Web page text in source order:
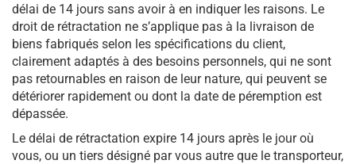
délai de 14 jours sans avoir à en indiquer les raisons. Le
droit de rétractation ne s’applique pas à la livraison de
biens fabriqués selon les spécifications du client,
clairement adaptés à des besoins personnels, qui ne sont
pas retournables en raison de leur nature, qui peuvent se
détériorer rapidement ou dont la date de péremption est
dépassée.
Le délai de rétractation expire 14 jours après le jour où
vous, ou un tiers désigné par vous autre que le transporteur,